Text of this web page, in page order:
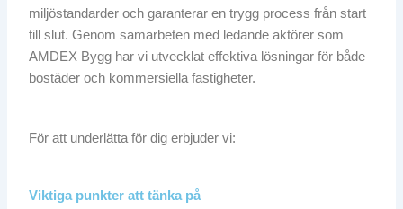
miljöstandarder och garanterar en trygg process från start
till slut. Genom samarbeten med ledande aktörer som
AMDEX Bygg har vi utvecklat effektiva lösningar för både
bostäder och kommersiella fastigheter.
För att underlätta för dig erbjuder vi:
Viktiga punkter att tänka på